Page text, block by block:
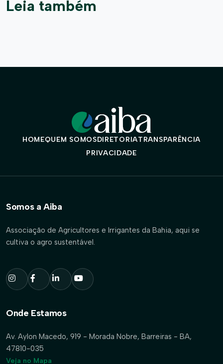
Leia também
HOMEQUEM SOMOSDIRETORIATRANSPARÊNCIA
PRIVACIDADE
Somos a Aiba
Associação de Agricultores e Irrigantes da Bahia, aqui se
cultiva o agro sustentável.
Onde Estamos
Av. Aylon Macedo, 919 - Morada Nobre, Barreiras - BA,
47810-035
Veja no Mapa